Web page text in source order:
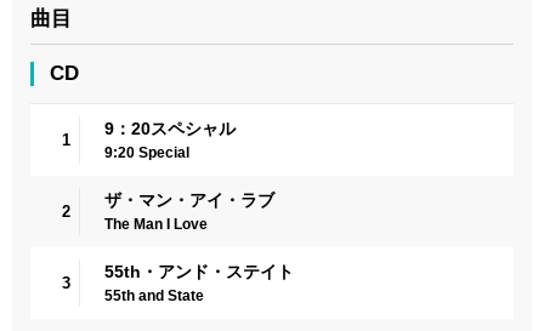
曲目
CD
1
9：20スペシャル
9:20 Special
2
ザ・マン・アイ・ラブ
The Man I Love
3
55th・アンド・ステイト
55th and State